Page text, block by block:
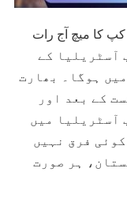
آسٹریلیا کے درمیان ٹی20 ولڈ کپ کا میچ آج رات
شب آسٹریلیا کے
ہوگا۔ بھارت
کے بعد اور
آسٹریلیا میں
فرق نہیں
ہر صورت